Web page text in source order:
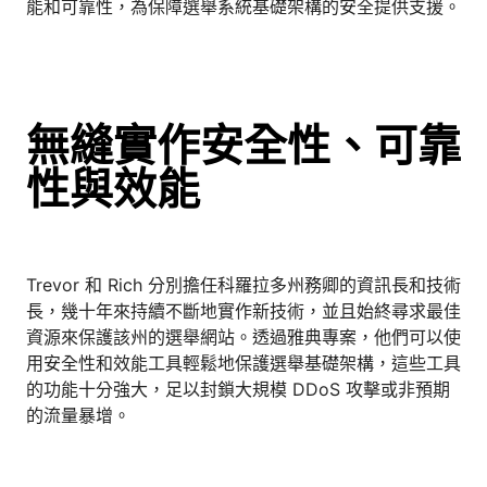
能和可靠性，為保障選舉系統基礎架構的安全提供支援。
無縫實作安全性、可靠
性與效能
Trevor 和 Rich 分別擔任科羅拉多州務卿的資訊長和技術
長，幾十年來持續不斷地實作新技術，並且始終尋求最佳
資源來保護該州的選舉網站。透過雅典專案，他們可以使
用安全性和效能工具輕鬆地保護選舉基礎架構，這些工具
的功能十分強大，足以封鎖大規模 DDoS 攻擊或非預期
的流量暴增。